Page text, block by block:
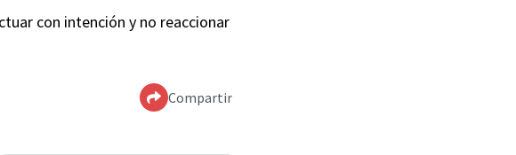
con intención y no reaccionar
Compartir